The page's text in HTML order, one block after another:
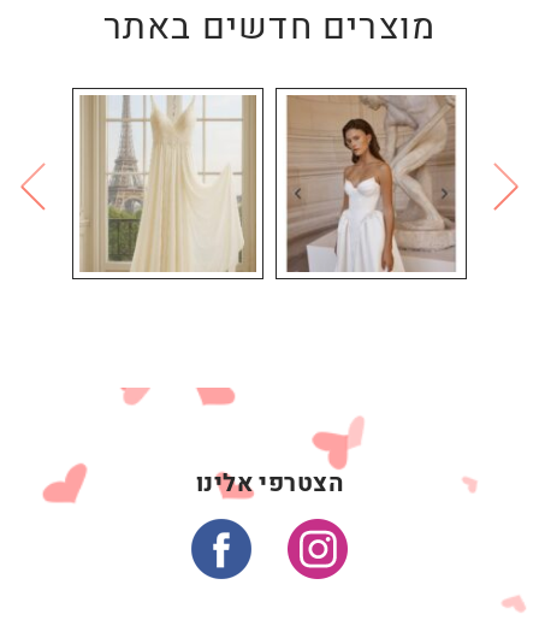
מוצרים חדשים באתר
הצטרפי אלינו